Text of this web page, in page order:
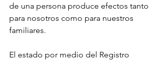
de una persona produce efectos tanto
para nosotros como para nuestros
familiares.
El estado por medio del Registro